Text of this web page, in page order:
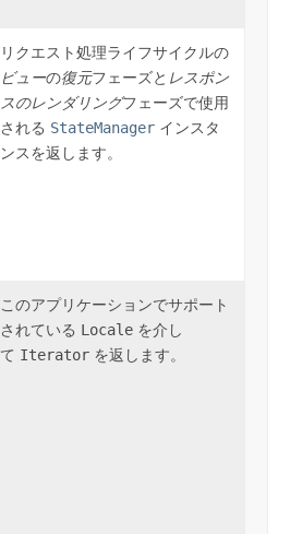
リクエスト処理ライフサイクルの
ビューの復元フェーズと レスポン
スのレンダリングフェーズで使用
される StateManager インスタ
ンスを返します。
このアプリケーションでサポート
されている Locale を介し
て Iterator を返します。